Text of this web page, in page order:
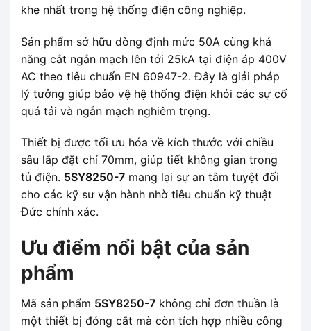
khe nhất trong hệ thống điện công nghiệp.
Sản phẩm sở hữu dòng định mức 50A cùng khả
năng cắt ngắn mạch lên tới 25kA tại điện áp 400V
AC theo tiêu chuẩn EN 60947-2. Đây là giải pháp
lý tưởng giúp bảo vệ hệ thống điện khỏi các sự cố
quá tải và ngắn mạch nghiêm trọng.
Thiết bị được tối ưu hóa về kích thước với chiều
sâu lắp đặt chỉ 70mm, giúp tiết không gian trong
tủ điện. 5SY8250-7 mang lại sự an tâm tuyệt đối
cho các kỹ sư vận hành nhờ tiêu chuẩn kỹ thuật
Đức chính xác.
Ưu điểm nổi bật của sản
phẩm
Mã sản phẩm 5SY8250-7 không chỉ đơn thuần là
một thiết bị đóng cắt mà còn tích hợp nhiều công